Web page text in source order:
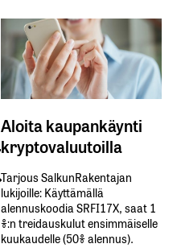
Aloita kaupankäynti
kryptovaluutoilla
Tarjous SalkunRakentajan
lukijoille: Käyttämällä​ ​
alennuskoodia​ ​SRFI17X,​ ​saat​ ​1
%:n treidauskulut​ ​ensimmäiselle​ ​
kuukaudelle​ ​(50%​ ​alennus).